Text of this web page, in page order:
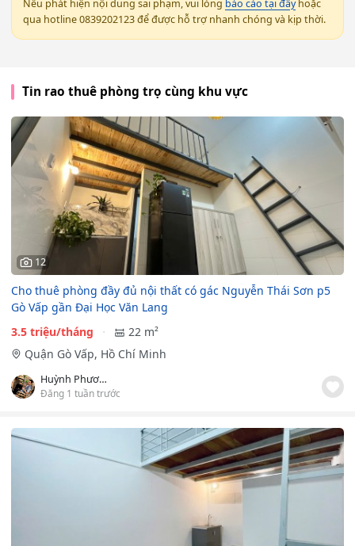
Nếu phát hiện nội dung sai phạm, vui lòng báo cáo tại đâyhoặc
qua hotline 0839202123 để được hỗ trợ nhanh chóng và kịp thời.
Tin rao thuê phòng trọ cùng khu vực
12
Cho thuê phòng đầy đủ nội thất có gác Nguyễn Thái Sơn p5
Gò Vấp gần Đại Học Văn Lang
3.5 triệu/tháng
22 m²
Quận Gò Vấp, Hồ Chí Minh
Huỳnh Phương Đăng
Đăng 1 tuần trước